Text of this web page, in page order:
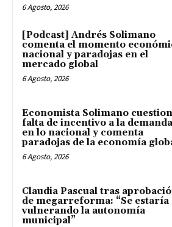
6 Agosto, 2026
[Podcast] Andrés Solimano
comenta el momento
nacional y paradojas en el
mercado global
6 Agosto, 2026
Economista Solimano
falta de incentivo a la demanda
en lo nacional y comenta
paradojas de la economía
6 Agosto, 2026
Claudia Pascual tras
de megarreforma: “Se estaría
vulnerando la autonomía
municipal”